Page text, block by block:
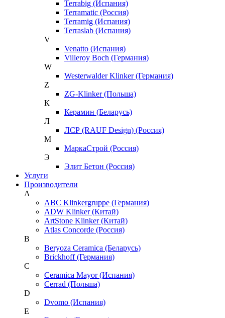
Terrabig (Испания)
Terramatic (Россия)
Terramig (Испания)
Terraslab (Испания)
V
Venatto (Испания)
Villeroy Boch (Германия)
W
Westerwalder Klinker (Германия)
Z
ZG-Klinker (Польша)
К
Керамин (Беларусь)
Л
ЛСР (RAUF Design) (Россия)
М
МаркаСтрой (Россия)
Э
Элит Бетон (Россия)
Услуги
Производители
A
ABC Klinkergruppe (Германия)
ADW Klinker (Китай)
ArtStone Klinker (Китай)
Atlas Concorde (Россия)
B
Beryoza Ceramica (Беларусь)
Brickhoff (Германия)
C
Ceramica Mayor (Испания)
Cerrad (Польша)
D
Dvomo (Испания)
E